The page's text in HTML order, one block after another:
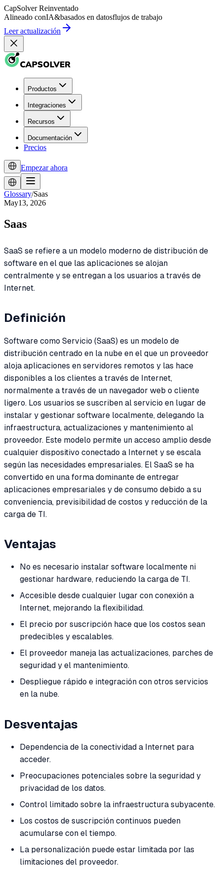
CapSolver Reinventado
Alineado conIA&basados en datosflujos de trabajo
Leer actualización
Productos
Integraciones
Recursos
Documentación
Precios
Empezar ahora
Glossary/Saas
May13, 2026
Saas
SaaS se refiere a un modelo moderno de distribución de
software en el que las aplicaciones se alojan
centralmente y se entregan a los usuarios a través de
Internet.
Definición
Software como Servicio (SaaS) es un modelo de
distribución centrado en la nube en el que un proveedor
aloja aplicaciones en servidores remotos y las hace
disponibles a los clientes a través de Internet,
normalmente a través de un navegador web o cliente
ligero. Los usuarios se suscriben al servicio en lugar de
instalar y gestionar software localmente, delegando la
infraestructura, actualizaciones y mantenimiento al
proveedor. Este modelo permite un acceso amplio desde
cualquier dispositivo conectado a Internet y se escala
según las necesidades empresariales. El SaaS se ha
convertido en una forma dominante de entregar
aplicaciones empresariales y de consumo debido a su
conveniencia, previsibilidad de costos y reducción de la
carga de TI.
Ventajas
No es necesario instalar software localmente ni
gestionar hardware, reduciendo la carga de TI.
Accesible desde cualquier lugar con conexión a
Internet, mejorando la flexibilidad.
El precio por suscripción hace que los costos sean
predecibles y escalables.
El proveedor maneja las actualizaciones, parches de
seguridad y el mantenimiento.
Despliegue rápido e integración con otros servicios
en la nube.
Desventajas
Dependencia de la conectividad a Internet para
acceder.
Preocupaciones potenciales sobre la seguridad y
privacidad de los datos.
Control limitado sobre la infraestructura subyacente.
Los costos de suscripción continuos pueden
acumularse con el tiempo.
La personalización puede estar limitada por las
limitaciones del proveedor.